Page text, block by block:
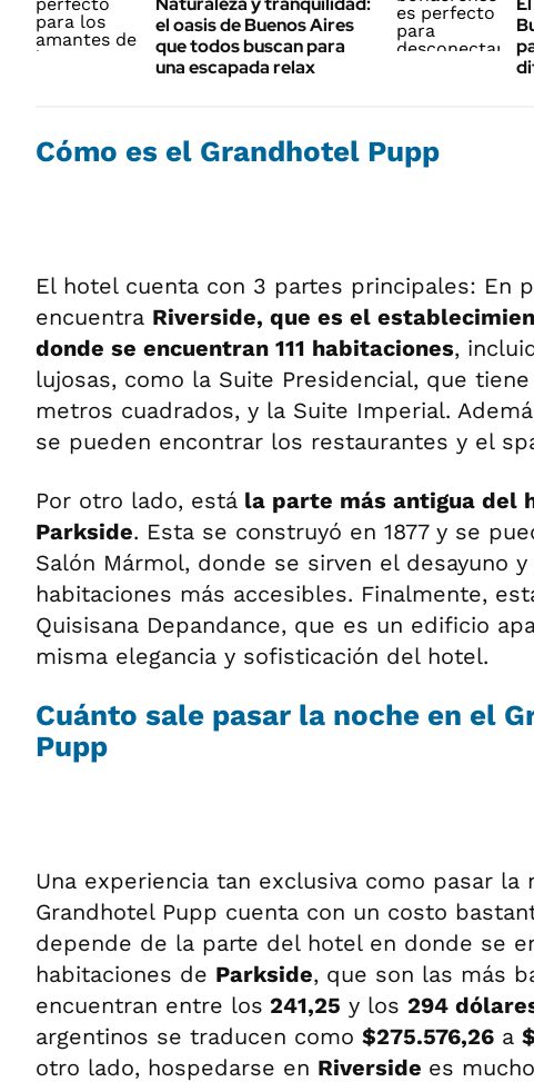
el oasis de Buenos Aires
que todos buscan para
una escapada relax
Cómo es el Grandhotel Pupp
El hotel cuenta con 3 partes principales: En
encuentra Riverside, que es el
donde se encuentran 111 habitaciones,
lujosas, como la Suite Presidencial, que
metros cuadrados, y la Suite Imperial.
se pueden encontrar los restaurantes y el
Por otro lado, está la parte más antigua del
Parkside. Esta se construyó en 1877 y se
Salón Mármol, donde se sirven el desayuno
habitaciones más accesibles. Finalmente,
Quisisana Depandance, que es un edificio
misma elegancia y sofisticación del hotel.
Cuánto sale pasar la noche en el
Pupp
Una experiencia tan exclusiva como pasar la
Grandhotel Pupp cuenta con un costo
depende de la parte del hotel en donde se
habitaciones de Parkside, que son las más
encuentran entre los 241,25 y los 294
argentinos se traducen como $275.576,26 a
otro lado, hospedarse en Riverside es